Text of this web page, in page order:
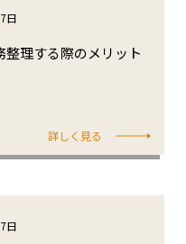
日
理する際のメリット
詳しく見る
日